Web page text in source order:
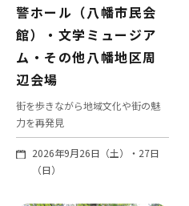
警ホール（八幡市民会
館）・文学ミュージア
ム・その他八幡地区周
辺会場
街を歩きながら地域文化や街の魅
力を再発見
2026年9月26日（土）・27日
（日）